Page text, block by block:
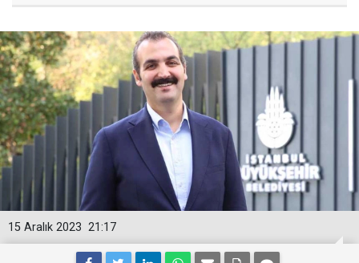
21:17
15 Aralık 2023